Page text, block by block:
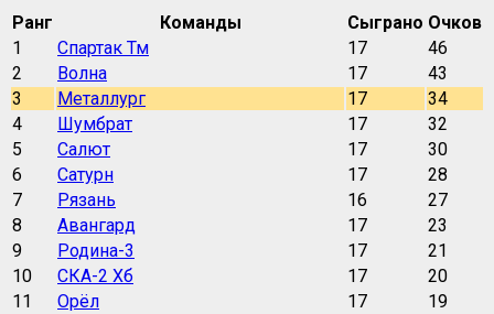
Ранг Команды Сыграно Очков
1
Спартак Тм 17
46
2
Волна 17
43
3
Металлург 17
34
4
Шумбрат 17
32
5
Салют 17
30
6
Сатурн 17
28
7
Рязань 16
27
8
Авангард 17
23
9
Родина-3 17
21
10
СКА-2 Хб 17
20
11
Орёл 17
19